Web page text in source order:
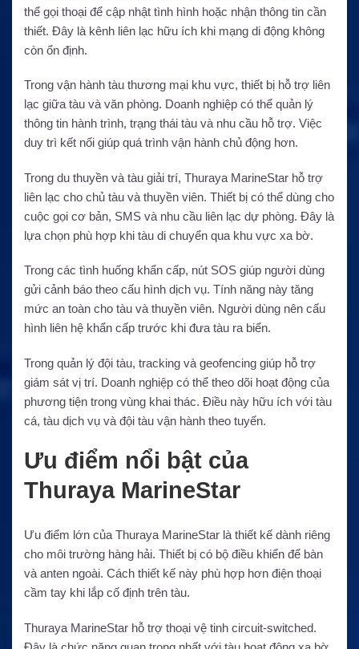
thể gọi thoại để cập nhật tình hình hoặc nhận thông tin cần
thiết. Đây là kênh liên lạc hữu ích khi mạng di động không
còn ổn định.
Trong vận hành tàu thương mại khu vực, thiết bị hỗ trợ liên
lạc giữa tàu và văn phòng. Doanh nghiệp có thể quản lý
thông tin hành trình, trạng thái tàu và nhu cầu hỗ trợ. Việc
duy trì kết nối giúp quá trình vận hành chủ động hơn.
Trong du thuyền và tàu giải trí, Thuraya MarineStar hỗ trợ
liên lạc cho chủ tàu và thuyền viên. Thiết bị có thể dùng cho
cuộc gọi cơ bản, SMS và nhu cầu liên lạc dự phòng. Đây là
lựa chọn phù hợp khi tàu di chuyển qua khu vực xa bờ.
Trong các tình huống khẩn cấp, nút SOS giúp người dùng
gửi cảnh báo theo cấu hình dịch vụ. Tính năng này tăng
mức an toàn cho tàu và thuyền viên. Người dùng nên cấu
hình liên hệ khẩn cấp trước khi đưa tàu ra biển.
Trong quản lý đội tàu, tracking và geofencing giúp hỗ trợ
giám sát vị trí. Doanh nghiệp có thể theo dõi hoạt động của
phương tiện trong vùng khai thác. Điều này hữu ích với tàu
cá, tàu dịch vụ và đội tàu vận hành theo tuyến.
Ưu điểm nổi bật của
Thuraya MarineStar
Ưu điểm lớn của Thuraya MarineStar là thiết kế dành riêng
cho môi trường hàng hải. Thiết bị có bộ điều khiển để bàn
và anten ngoài. Cách thiết kế này phù hợp hơn điện thoại
cầm tay khi lắp cố định trên tàu.
Thuraya MarineStar hỗ trợ thoại vệ tinh circuit-switched.